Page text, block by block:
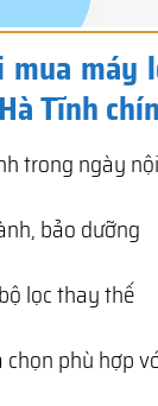
máy
Tĩnh
trong ngày
bảo dưỡng
lọc thay thế
phù hợp